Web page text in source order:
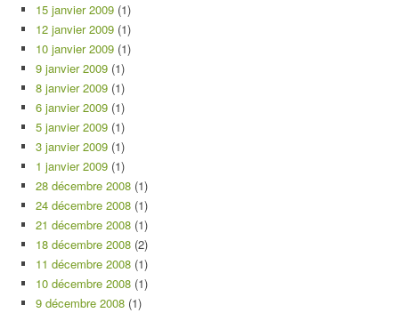
15 janvier 2009 (1)
12 janvier 2009 (1)
10 janvier 2009 (1)
9 janvier 2009 (1)
8 janvier 2009 (1)
6 janvier 2009 (1)
5 janvier 2009 (1)
3 janvier 2009 (1)
1 janvier 2009 (1)
28 décembre 2008 (1)
24 décembre 2008 (1)
21 décembre 2008 (1)
18 décembre 2008 (2)
11 décembre 2008 (1)
10 décembre 2008 (1)
9 décembre 2008 (1)